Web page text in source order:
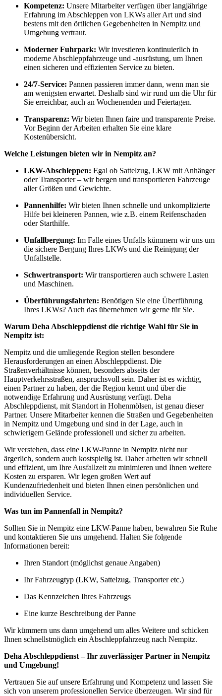
Kompetenz: Unsere Mitarbeiter verfügen über langjährige
Erfahrung im Abschleppen von LKWs aller Art und sind
bestens mit den örtlichen Gegebenheiten in Nempitz und
Umgebung vertraut.
Moderner Fuhrpark: Wir investieren kontinuierlich in
moderne Abschleppfahrzeuge und -ausrüstung, um Ihnen
einen sicheren und effizienten Service zu bieten.
24/7-Service: Pannen passieren immer dann, wenn man sie
am wenigsten erwartet. Deshalb sind wir rund um die Uhr für
Sie erreichbar, auch an Wochenenden und Feiertagen.
Transparenz: Wir bieten Ihnen faire und transparente Preise.
Vor Beginn der Arbeiten erhalten Sie eine klare
Kostenübersicht.
Welche Leistungen bieten wir in Nempitz an?
LKW-Abschleppen: Egal ob Sattelzug, LKW mit Anhänger
oder Transporter – wir bergen und transportieren Fahrzeuge
aller Größen und Gewichte.
Pannenhilfe: Wir bieten Ihnen schnelle und unkomplizierte
Hilfe bei kleineren Pannen, wie z.B. einem Reifenschaden
oder Starthilfe.
Unfallbergung: Im Falle eines Unfalls kümmern wir uns um
die sichere Bergung Ihres LKWs und die Reinigung der
Unfallstelle.
Schwertransport: Wir transportieren auch schwere Lasten
und Maschinen.
Überführungsfahrten: Benötigen Sie eine Überführung
Ihres LKWs? Auch das übernehmen wir gerne für Sie.
Warum Deha Abschleppdienst die richtige Wahl für Sie in
Nempitz ist:
Nempitz und die umliegende Region stellen besondere
Herausforderungen an einen Abschleppdienst. Die
Straßenverhältnisse können, besonders abseits der
Hauptverkehrsstraßen, anspruchsvoll sein. Daher ist es wichtig,
einen Partner zu haben, der die Region kennt und über die
notwendige Erfahrung und Ausrüstung verfügt. Deha
Abschleppdienst, mit Standort in Hohenmölsen, ist genau dieser
Partner. Unsere Mitarbeiter kennen die Straßen und Gegebenheiten
in Nempitz und Umgebung und sind in der Lage, auch in
schwierigem Gelände professionell und sicher zu arbeiten.
Wir verstehen, dass eine LKW-Panne in Nempitz nicht nur
ärgerlich, sondern auch kostspielig ist. Daher arbeiten wir schnell
und effizient, um Ihre Ausfallzeit zu minimieren und Ihnen weitere
Kosten zu ersparen. Wir legen großen Wert auf
Kundenzufriedenheit und bieten Ihnen einen persönlichen und
individuellen Service.
Was tun im Pannenfall in Nempitz?
Sollten Sie in Nempitz eine LKW-Panne haben, bewahren Sie Ruhe
und kontaktieren Sie uns umgehend. Halten Sie folgende
Informationen bereit:
Ihren Standort (möglichst genaue Angaben)
Ihr Fahrzeugtyp (LKW, Sattelzug, Transporter etc.)
Das Kennzeichen Ihres Fahrzeugs
Eine kurze Beschreibung der Panne
Wir kümmern uns dann umgehend um alles Weitere und schicken
Ihnen schnellstmöglich ein Abschleppfahrzeug nach Nempitz.
Deha Abschleppdienst – Ihr zuverlässiger Partner in Nempitz
und Umgebung!
Vertrauen Sie auf unsere Erfahrung und Kompetenz und lassen Sie
sich von unserem professionellen Service überzeugen. Wir sind für